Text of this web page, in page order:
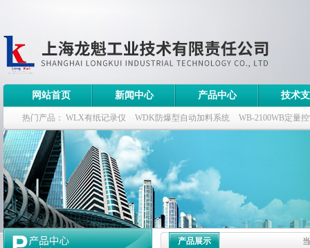
网站首页 新闻中心 产品中心 技术
热门产品： WLX有纸记录仪 WDK防爆型自动加料系统 WB-2100WB定量
WDK流量定量控制柜 WB-2100定量装车控制仪
产品展示